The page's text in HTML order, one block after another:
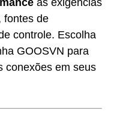
fontes de
controle. Escolha
GOOSVN para
conexões em seus